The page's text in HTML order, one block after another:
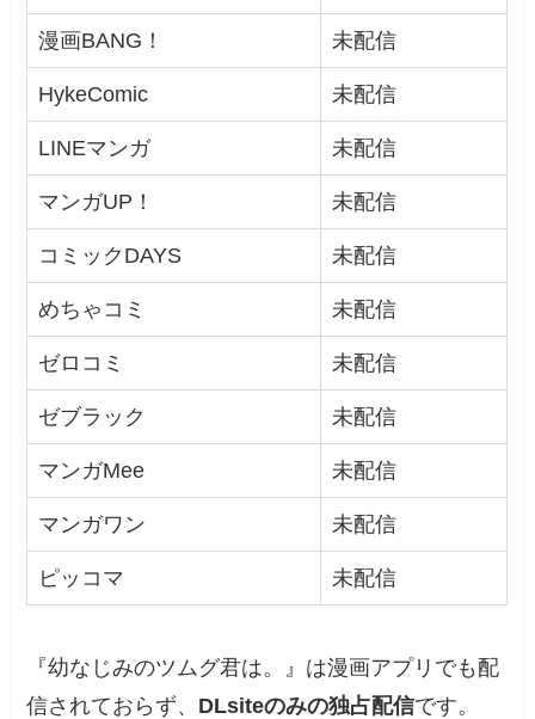
漫画BANG！ 未配信
HykeComic 未配信
LINEマンガ 未配信
マンガUP！ 未配信
コミックDAYS 未配信
めちゃコミ 未配信
ゼロコミ 未配信
ゼブラック 未配信
マンガMee 未配信
マンガワン 未配信
ピッコマ 未配信
『幼なじみのツムグ君は。』は漫画アプリでも配
信されておらず、 DLsiteのみの独占配信です。